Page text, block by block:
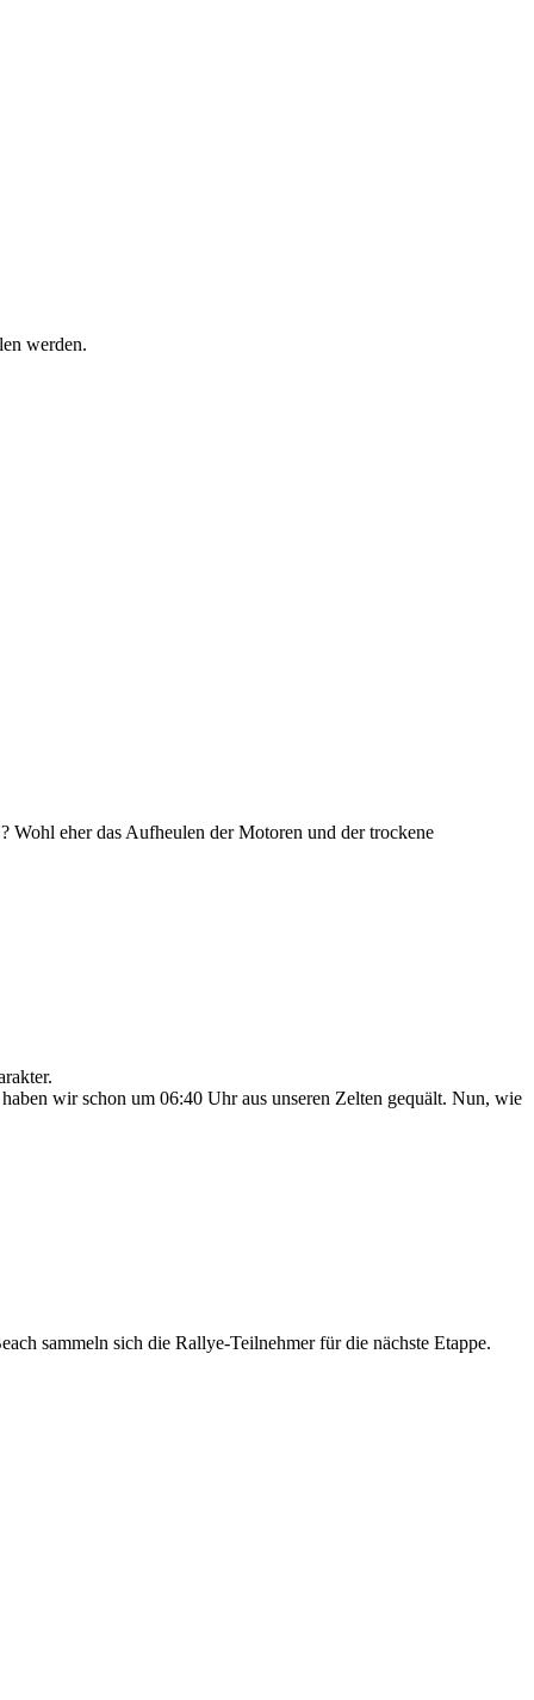
werden.
Wohl eher das Aufheulen der Motoren und der trockene
wir schon um 06:40 Uhr aus unseren Zelten gequält. Nun, wie
sammeln sich die Rallye-Teilnehmer für die nächste Etappe.